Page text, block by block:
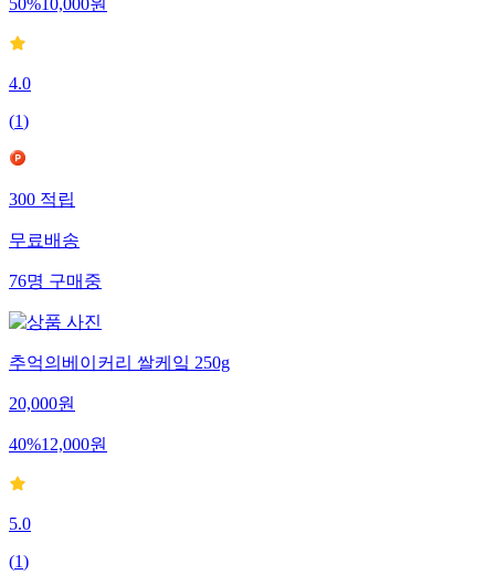
50%10,000원
4.0
(1)
300적립
무료배송
76명구매중
추억의베이커리 쌀케잌 250g
20,000원
40%12,000원
5.0
(1)